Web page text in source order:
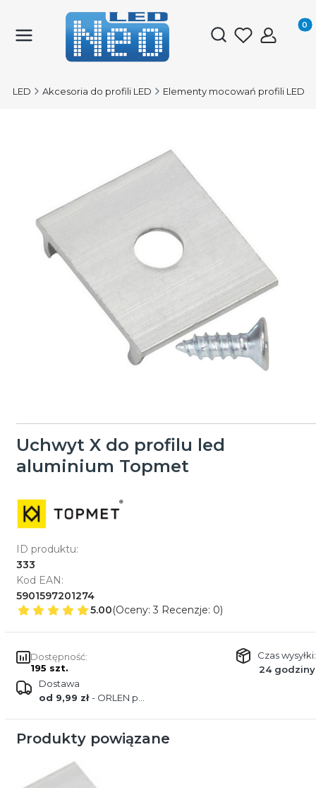
Otwórz
LED Akcesoria do profili LED Elementy mocowań profili LED
Uchwyt X do profilu led
aluminium Topmet
ID produktu:
333
Kod EAN:
5901597201274
5.00(Oceny: 3 Recenzje: 0)
Dostępność:
195 szt.
Czas wysyłki:
24 godziny
Dostawa
od 9,99 zł- ORLEN paczka
Produkty powiązane